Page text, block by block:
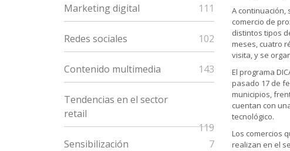
Marketing digital 111
Redes sociales 102
Contenido multimedia 143
Tendencias en el sector
retail
119
Sensibilización
7
A continuación,
comercio de
distintos tipos
meses, cuatro
visita, y se
El programa
pasado 17 de
municipios,
cuentan con
tecnológico.
Los comercios
realizan en el